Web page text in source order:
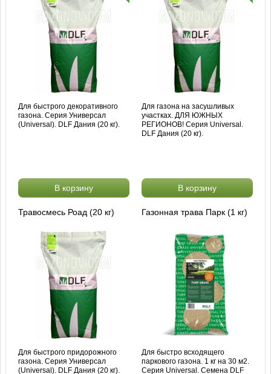
Для быстрого декоративного
газона. Серия Универсал
(Universal). DLF Дания (20 кг).
В корзину
Для газона на засушливых
участках. ДЛЯ ЮЖНЫХ
РЕГИОНОВ! Серия Universal.
DLF Дания (20 кг).
В корзину
Травосмесь Роад (20 кг)
Для быстрого придорожного
газона. Серия Универсал
(Universal). DLF Дания (20 кг).
Газонная трава Парк (1 кг)
Для быстро всходящего
паркового газона. 1 кг на 30 м2.
Серия Universal. Семена DLF